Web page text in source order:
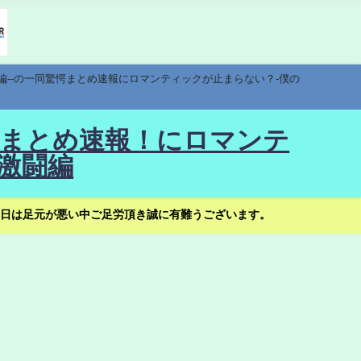
の一同驚愕まとめ速報にロマンティックが止まらない？-僕の
とめ速報！にロマンテ
闘編
足元が悪い中ご足労頂き誠に有難うございます。